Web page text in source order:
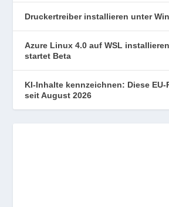
Druckertreiber installieren unter
Azure Linux 4.0 auf WSL
startet Beta
KI-Inhalte kennzeichnen: Diese EU-
seit August 2026